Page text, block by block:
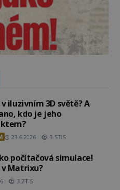
iluzivním 3D světě? A
kdo je jeho
23.6.2026 3.5TIS
počítačová simulace!
Matrixu?
3.2TIS